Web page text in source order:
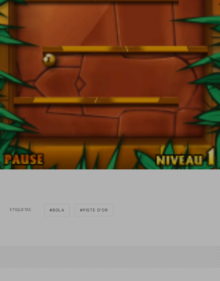
ETIQUETAS BOLA PISTE D'OR